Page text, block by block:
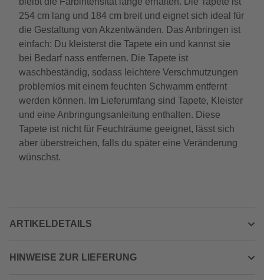
254 cm lang und 184 cm breit und eignet sich ideal für
die Gestaltung von Akzentwänden. Das Anbringen ist
einfach: Du kleisterst die Tapete ein und kannst sie
bei Bedarf nass entfernen. Die Tapete ist
waschbeständig, sodass leichtere Verschmutzungen
problemlos mit einem feuchten Schwamm entfernt
werden können. Im Lieferumfang sind Tapete, Kleister
und eine Anbringungsanleitung enthalten. Diese
Tapete ist nicht für Feuchträume geeignet, lässt sich
aber überstreichen, falls du später eine Veränderung
wünschst.
ARTIKELDETAILS
HINWEISE ZUR LIEFERUNG